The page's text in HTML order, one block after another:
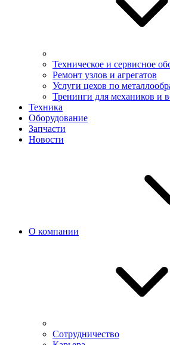
Техническое и сервисное
Ремонт узлов и агрегатов
Услуги цехов по
Тренинги для механиков и
Техника
Оборудование
Запчасти
Новости
О компании
Сотрудничество